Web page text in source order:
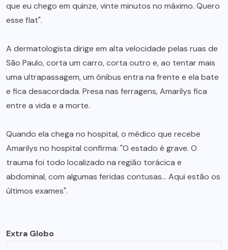
que eu chego em quinze, vinte minutos no máximo. Quero
esse flat".
A dermatologista dirige em alta velocidade pelas ruas de
São Paulo, corta um carro, corta outro e, ao tentar mais
uma ultrapassagem, um ônibus entra na frente e ela bate
e fica desacordada. Presa nas ferragens, Amarilys fica
entre a vida e a morte.
Quando ela chega no hospital, o médico que recebe
Amarilys no hospital confirma: "O estado é grave. O
trauma foi todo localizado na região torácica e
abdominal, com algumas feridas contusas… Aqui estão os
últimos exames".
Extra Globo